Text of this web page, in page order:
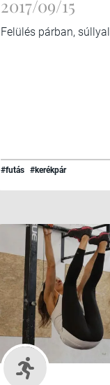
2017/09/15
Felülés párban, súllyal
#futás #kerékpár